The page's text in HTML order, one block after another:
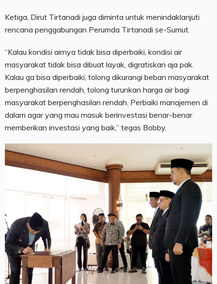
Ketiga, Dirut Tirtanadi juga diminta untuk menindaklanjuti
rencana penggabungan Perumda Tirtanadi se-Sumut.
“Kalau kondisi airnya tidak bisa diperbaiki, kondisi air
masyarakat tidak bisa dibuat layak, digratiskan aja pak.
Kalau ga bisa diperbaiki, tolong dikurangi beban masyarakat
berpenghasilan rendah, tolong turunkan harga air bagi
masyarakat berpenghasilan rendah. Perbaiki manajemen di
dalam agar yang mau masuk berinvestasi benar-benar
memberikan investasi yang baik,” tegas Bobby.